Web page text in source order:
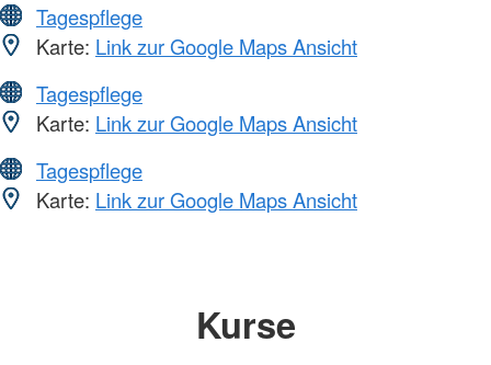
Tagespflege
Karte: Link zur Google Maps Ansicht
Tagespflege
Karte: Link zur Google Maps Ansicht
Tagespflege
Karte: Link zur Google Maps Ansicht
Kurse